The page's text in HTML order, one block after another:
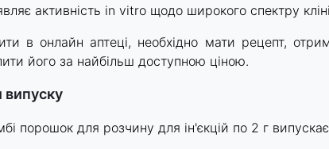
активність in vitro щодо широкого спектру
в онлайн аптеці, необхідно мати рецепт,
його за найбільш доступною ціною.
випуску
порошок для розчину для ін'єкцій по 2 г